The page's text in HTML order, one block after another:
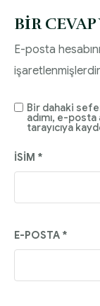
BIR
E-posta
işaretlenmişlerdir
İSIM *
E-POSTA *
Bir dahaki
adımı, e-
tarayıcıya